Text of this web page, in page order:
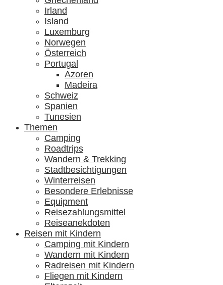
Irland
Island
Luxemburg
Norwegen
Österreich
Portugal
Azoren
Madeira
Schweiz
Spanien
Tunesien
Themen
Camping
Roadtrips
Wandern & Trekking
Stadtbesichtigungen
Winterreisen
Besondere Erlebnisse
Equipment
Reisezahlungsmittel
Reiseanekdoten
Reisen mit Kindern
Camping mit Kindern
Wandern mit Kindern
Radreisen mit Kindern
Fliegen mit Kindern